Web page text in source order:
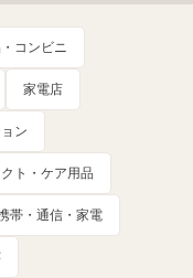
コンビニ
家電店
ン
ト・ケア用品
帯・通信・家電